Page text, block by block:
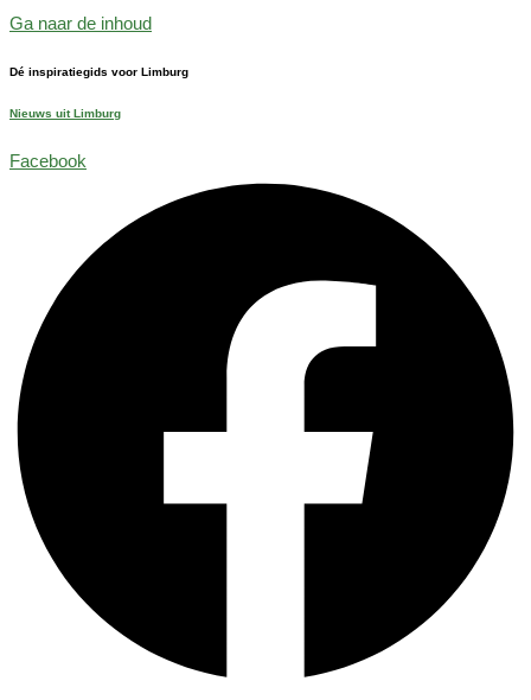
Ga naar de inhoud
Dé inspiratiegids voor Limburg
Nieuws uit Limburg
Facebook